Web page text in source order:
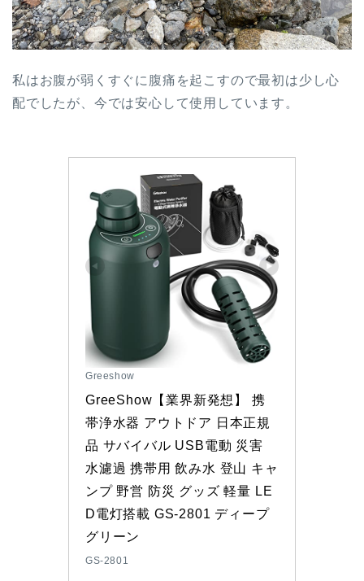
私はお腹が弱くすぐに腹痛を起こすので最初は少し心
配でしたが、今では安心して使用しています。
Greeshow
GreeShow【業界新発想】 携
帯浄水器 アウトドア 日本正規
品 サバイバル USB電動 災害
水濾過 携帯用 飲み水 登山 キャ
ンプ 野営 防災 グッズ 軽量 LE
D電灯搭載 GS-2801 ディープ
グリーン
GS-2801